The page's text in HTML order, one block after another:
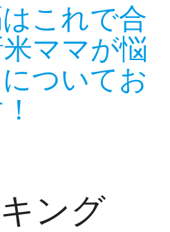
これで合
ママが悩
ついてお
ング